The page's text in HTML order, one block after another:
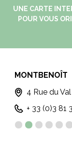
UNE CARTE
POUR VOUS
MONTBENOÎT
4 Rue du
+ 33 (0)3 81